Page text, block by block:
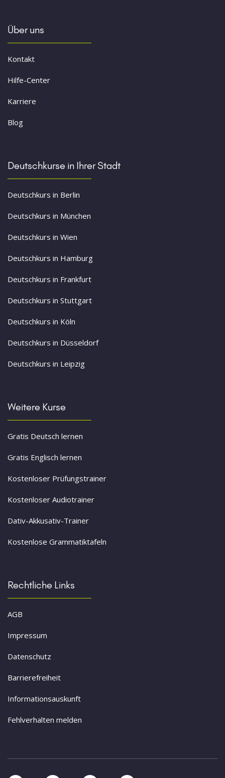
Über uns
Kontakt
Hilfe-Center
Karriere
Blog
Deutschkurse in Ihrer Stadt
Deutschkurs in Berlin
Deutschkurs in München
Deutschkurs in Wien
Deutschkurs in Hamburg
Deutschkurs in Frankfurt
Deutschkurs in Stuttgart
Deutschkurs in Köln
Deutschkurs in Düsseldorf
Deutschkurs in Leipzig
Weitere Kurse
Gratis Deutsch lernen
Gratis Englisch lernen
Kostenloser Prüfungstrainer
Kostenloser Audiotrainer
Dativ-Akkusativ-Trainer
Kostenlose Grammatiktafeln
Rechtliche Links
AGB
Impressum
Datenschutz
Barrierefreiheit
Informationsauskunft
Fehlverhalten melden